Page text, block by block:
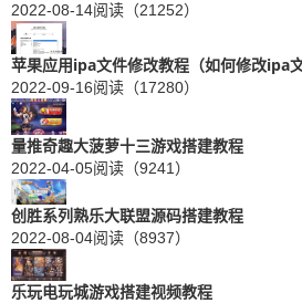
2022-08-14阅读（21252）
苹果应用ipa文件修改教程（如何修改ipa文
2022-09-16阅读（17280）
量推奇趣大菠萝十三游戏搭建教程
2022-04-05阅读（9241）
创胜系列熟乐大联盟源码搭建教程
2022-08-04阅读（8937）
乐玩电玩城游戏搭建视频教程